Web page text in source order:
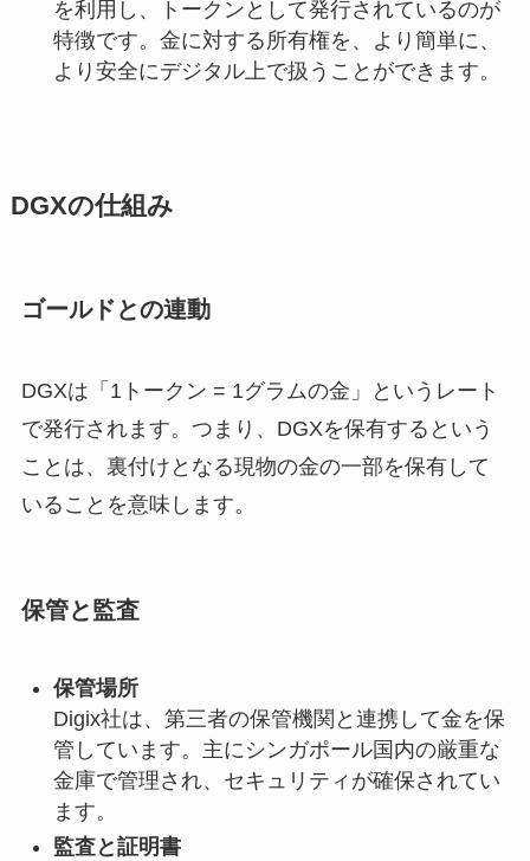
を利用し、トークンとして発行されているのが
特徴です。金に対する所有権を、より簡単に、
より安全にデジタル上で扱うことができます。
DGXの仕組み
ゴールドとの連動
DGXは「1トークン = 1グラムの金」というレート
で発行されます。つまり、DGXを保有するという
ことは、裏付けとなる現物の金の一部を保有して
いることを意味します。
保管と監査
保管場所
Digix社は、第三者の保管機関と連携して金を保
管しています。主にシンガポール国内の厳重な
金庫で管理され、セキュリティが確保されてい
ます。
監査と証明書